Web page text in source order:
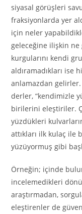
siyasal görüşleri
fraksiyonlarda yer
için neler
geleceğine ilişkin
kurgularını kendi
aldıramadıkları ise
anlamazdan
derler, “kendimizle
birilerini eleştiriler.
yüzdükleri
attıkları ilk kulaç ile
yüzüyormuş gibi
Örneğin; içinde
incelemedikleri
araştırmadan,
eleştirenler de